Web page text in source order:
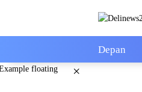
Depan
×